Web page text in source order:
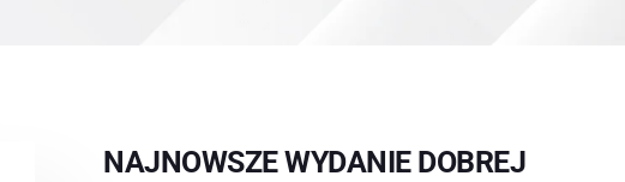
NAJNOWSZE WYDANIE DOBREJ